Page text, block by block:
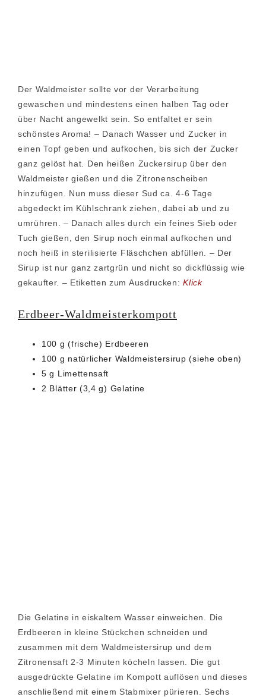
Der Waldmeister sollte vor der Verarbeitung
gewaschen und mindestens einen halben Tag oder
über Nacht angewelkt sein. So entfaltet er sein
schönstes Aroma! – Danach Wasser und Zucker in
einen Topf geben und aufkochen, bis sich der Zucker
ganz gelöst hat. Den heißen Zuckersirup über den
Waldmeister gießen und die Zitronenscheiben
hinzufügen. Nun muss dieser Sud ca. 4-6 Tage
abgedeckt im Kühlschrank ziehen, dabei ab und zu
umrühren. – Danach alles durch ein feines Sieb oder
Tuch gießen, den Sirup noch einmal aufkochen und
noch heiß in sterilisierte Fläschchen abfüllen. – Der
Sirup ist nur ganz zartgrün und nicht so dickflüssig wie
gekaufter. – Etiketten zum Ausdrucken:Klick
Erdbeer-Waldmeisterkompott
100 g (frische) Erdbeeren
100 g natürlicher Waldmeistersirup (siehe oben)
5 g Limettensaft
2 Blätter (3,4 g) Gelatine
Die Gelatine in eiskaltem Wasser einweichen. Die
Erdbeeren in kleine Stückchen schneiden und
zusammen mit dem Waldmeistersirup und dem
Zitronensaft 2-3 Minuten köcheln lassen. Die gut
ausgedrückte Gelatine im Kompott auflösen und dieses
anschließend mit einem Stabmixer pürieren. Sechs